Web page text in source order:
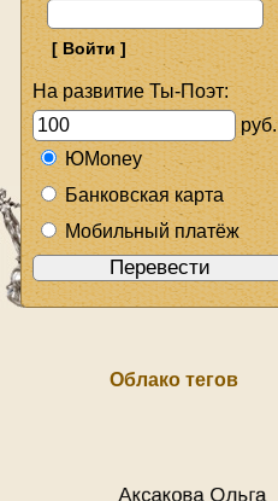
На развитие Ты-Поэт:
руб.
ЮMoney
Банковская карта
Мобильный платёж
Облако тегов